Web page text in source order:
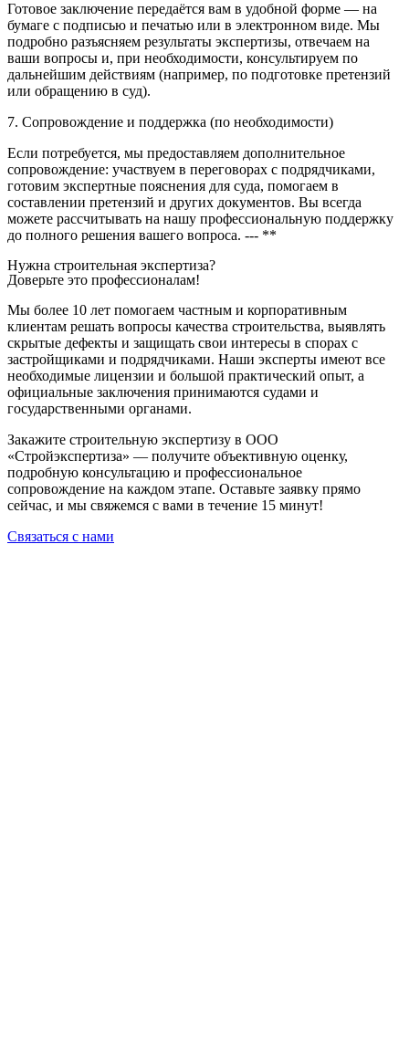
Готовое заключение передаётся вам в удобной форме — на
бумаге с подписью и печатью или в электронном виде. Мы
подробно разъясняем результаты экспертизы, отвечаем на
ваши вопросы и, при необходимости, консультируем по
дальнейшим действиям (например, по подготовке претензий
или обращению в суд).
7. Сопровождение и поддержка (по необходимости)
Если потребуется, мы предоставляем дополнительное
сопровождение: участвуем в переговорах с подрядчиками,
готовим экспертные пояснения для суда, помогаем в
составлении претензий и других документов. Вы всегда
можете рассчитывать на нашу профессиональную поддержку
до полного решения вашего вопроса. --- **
Нужна строительная экспертиза?
Доверьте это профессионалам!
Мы более 10 лет помогаем частным и корпоративным
клиентам решать вопросы качества строительства, выявлять
скрытые дефекты и защищать свои интересы в спорах с
застройщиками и подрядчиками. Наши эксперты имеют все
необходимые лицензии и большой практический опыт, а
официальные заключения принимаются судами и
государственными органами.
Закажите строительную экспертизу в ООО
«Стройэкспертиза» — получите объективную оценку,
подробную консультацию и профессиональное
сопровождение на каждом этапе. Оставьте заявку прямо
сейчас, и мы свяжемся с вами в течение 15 минут!
Связаться с нами